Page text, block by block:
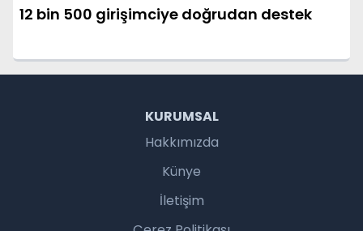
12 bin 500 girişimciye doğrudan destek
KURUMSAL
Hakkımızda
Künye
İletişim